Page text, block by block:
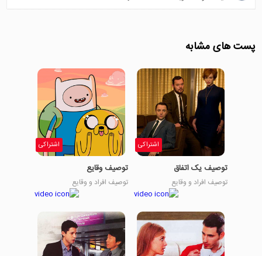
پست های مشابه
اشتراکی
توصیف یک اتفاق
توصیف افراد و وقایع
اشتراکی
توصیف وقایع
توصیف افراد و وقایع